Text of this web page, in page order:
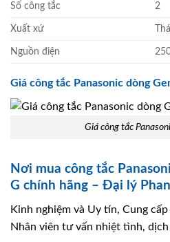
Số công tắc 2
Xuất xứ
Nguồn điện
Giá công tắc Panasonic dòng
Giá công tắc
Nơi mua công tắc
G chính hãng – Đại lý
Kinh nghiệm và Uy tín, Cung
Nhân viên tư vấn nhiệt tình, dịch